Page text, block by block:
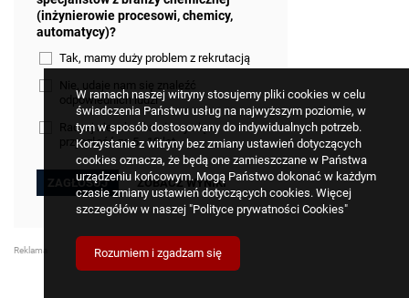
W ramach naszej witryny stosujemy pliki cookies w celu
świadczenia Państwu usług na najwyższym poziomie, w
tym w sposób dostosowany do indywidualnych potrzeb.
Korzystanie z witryny bez zmiany ustawień dotyczących
cookies oznacza, że będą one zamieszczane w Państwa
urządzeniu końcowym. Mogą Państwo dokonać w każdym
czasie zmiany ustawień dotyczących cookies. Więcej
szczegółów w naszej "Polityce prywatności Cookies"
Rozumiem i zgadzam się
(inżynierowie procesowi, chemicy,
automatycy)?
Tak, mamy duży problem z rekrutacją
Nie, udaje nam się znaleźć
odpowiednich ludzi
Raczej nie, ale obawiamy się o
przyszłość za 5–10 lat
ZOBACZ WYNIKI